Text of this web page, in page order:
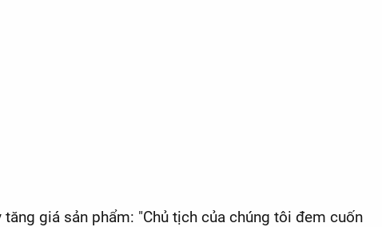
giá sản phẩm: "Chủ tịch của chúng tôi đem cuốn